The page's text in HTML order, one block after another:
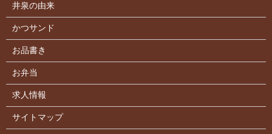
井泉の由来
かつサンド
お品書き
お弁当
求人情報
サイトマップ